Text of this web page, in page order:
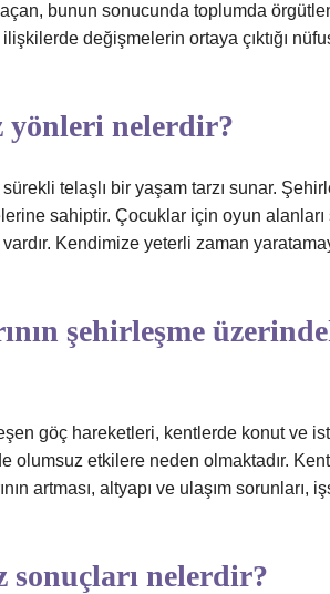
bunun sonucunda toplumda
değişmelerin ortaya çıktığı
yönleri nelerdir?
telaşlı bir yaşam tarzı sunar.
sahiptir. Çocuklar için oyun alanları
Kendimize yeterli zaman
şehirleşme
göç hareketleri, kentlerde konut ve
olumsuz etkilere neden olmaktadır.
artması, altyapı ve ulaşım sorunları,
sonuçları nelerdir?